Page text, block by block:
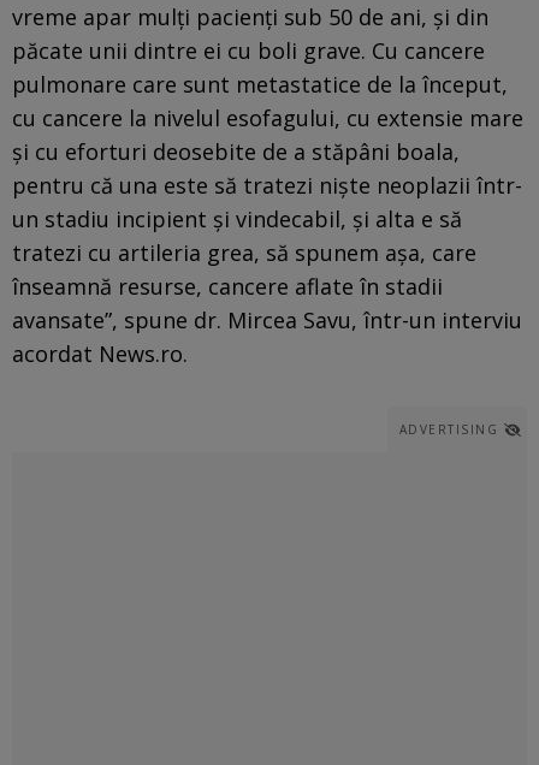
vreme apar mulţi pacienţi sub 50 de ani, şi din
păcate unii dintre ei cu boli grave. Cu cancere
pulmonare care sunt metastatice de la început,
cu cancere la nivelul esofagului, cu extensie mare
şi cu eforturi deosebite de a stăpâni boala,
pentru că una este să tratezi nişte neoplazii într-
un stadiu incipient şi vindecabil, şi alta e să
tratezi cu artileria grea, să spunem aşa, care
înseamnă resurse, cancere aflate în stadii
avansate”, spune dr. Mircea Savu, într-un interviu
acordat News.ro.
ADVERTISING